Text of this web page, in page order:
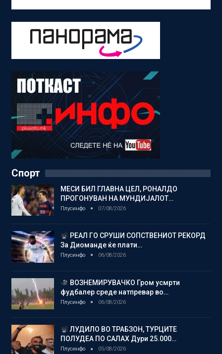
Спорт
МЕСИ БИЛ ГЛАВНА ЦЕЛ, РОНАЛДО
ПРОГОНУВАН НА МУНДИЈАЛОТ…
Плусинфо 07/08/2026
РЕАЛ ГО СРУШИ СОПСТВЕНИОТ РЕКОРД
За Диоманде ќе плати…
Плусинфо 06/08/2026
ВОЗНЕМИРУВАЧКО Гром усмрти
фудбалер среде натпревар во…
Плусинфо 06/08/2026
ЛУДИЛО ВО ТРАБЗОН, ТУРЦИТЕ
ПОЛУДЕА ПО САЛАХ Дури 25.000…
Плусинфо 05/08/2026